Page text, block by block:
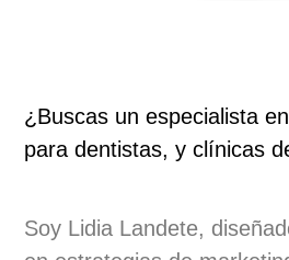
¿Buscas un especialista
para dentistas, y clínicas
Soy Lidia Landete,